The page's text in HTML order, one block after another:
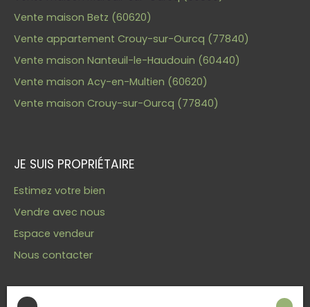
Vente maison Betz (60620)
Vente appartement Crouy-sur-Ourcq (77840)
Vente maison Nanteuil-le-Haudouin (60440)
Vente maison Acy-en-Multien (60620)
Vente maison Crouy-sur-Ourcq (77840)
JE SUIS PROPRIÉTAIRE
Estimez votre bien
Vendre avec nous
Espace vendeur
Nous contacter